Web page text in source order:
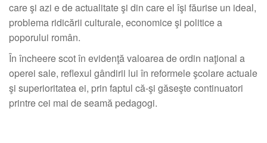
care şi azi e de actualitate şi din care el îşi făurise un ideal,
problema ridicării culturale, economice şi politice a
poporului român.
În încheere scot în evidenţă valoarea de ordin naţional a
operei sale, reflexul gândirii lui în reformele şcolare actuale
şi superioritatea ei, prin faptul că-şi găseşte continuatori
printre cei mai de seamă pedagogi.